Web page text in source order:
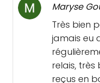
Maryse
Très bien
jamais eu
relais, très
reçus en